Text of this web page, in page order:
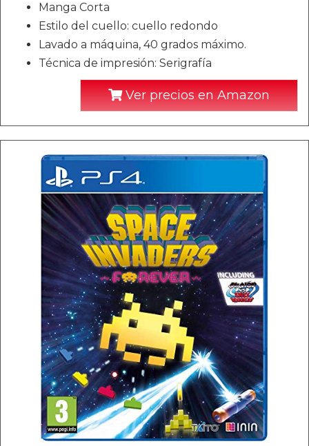
Manga Corta
Estilo del cuello: cuello redondo
Lavado a máquina, 40 grados máximo.
Técnica de impresión: Serigrafía
Ver precios en Amazon